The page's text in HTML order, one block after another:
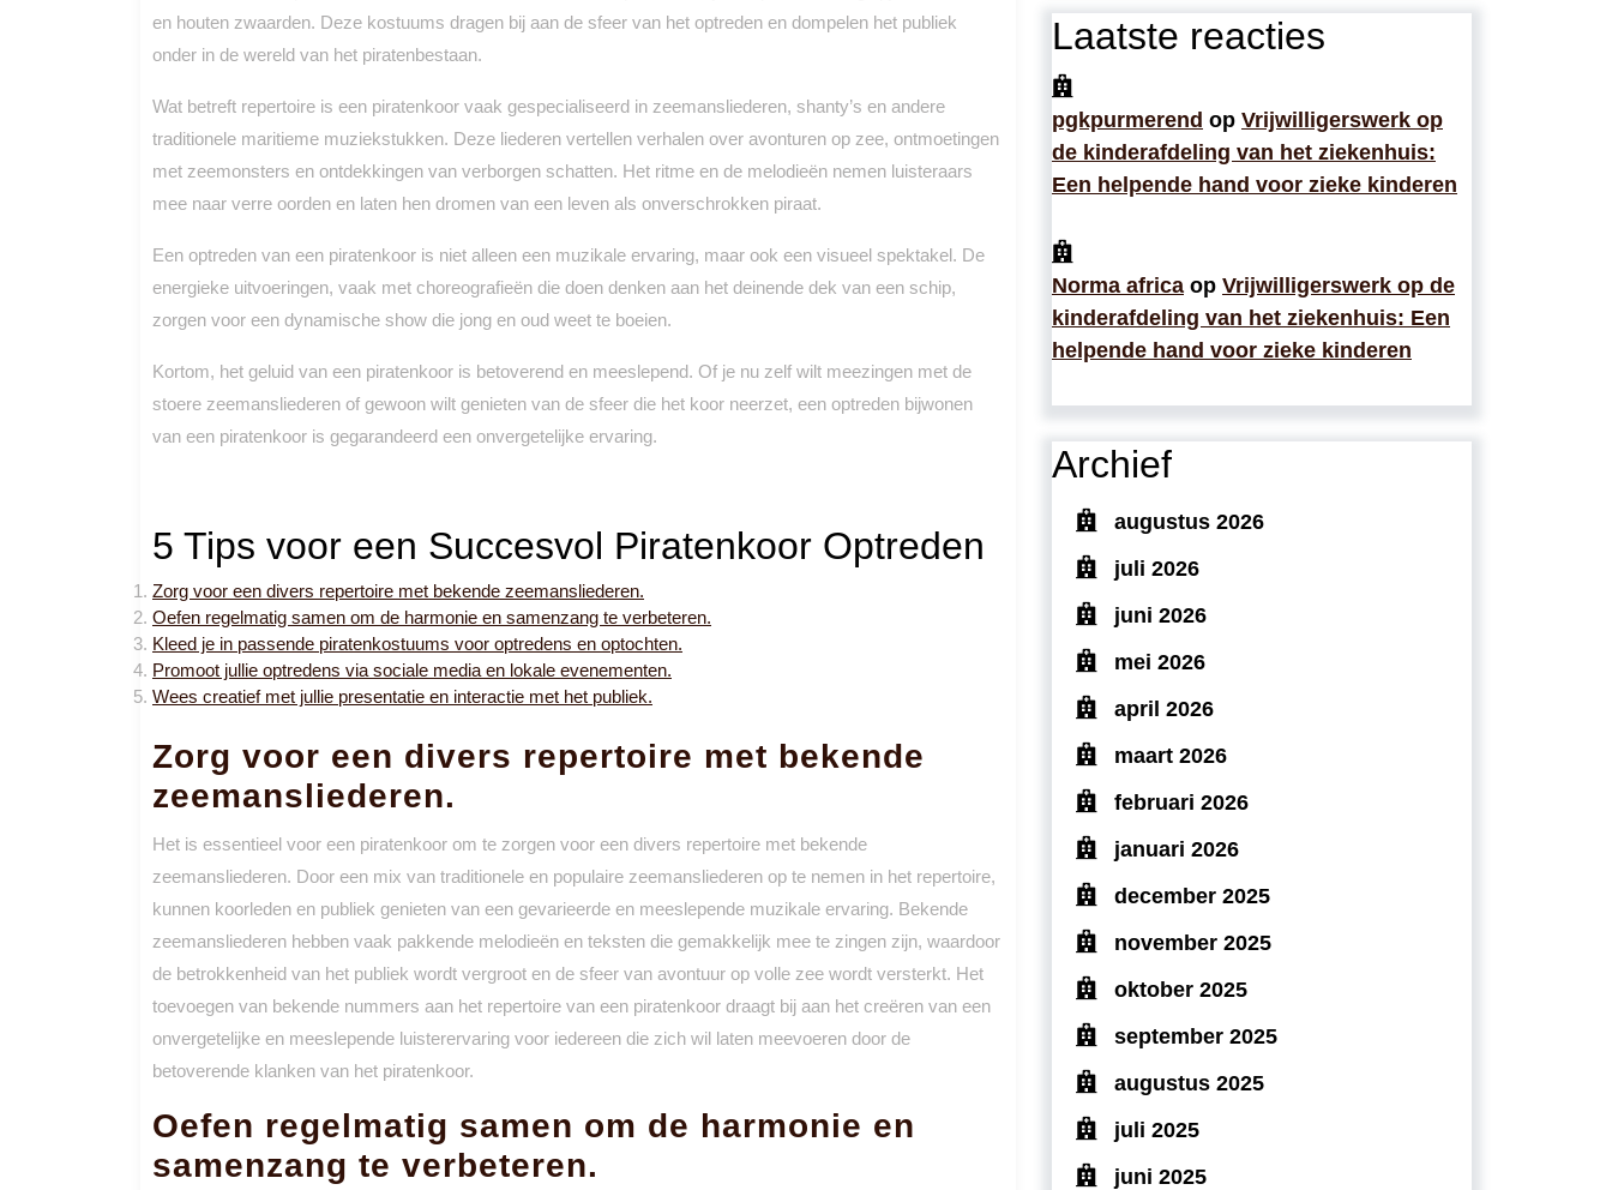
en houten zwaarden. Deze kostuums dragen bij aan de sfeer van het optreden en dompelen het publiek
onder in de wereld van het piratenbestaan.
Wat betreft repertoire is een piratenkoor vaak gespecialiseerd in zeemansliederen, shanty’s en andere
traditionele maritieme muziekstukken. Deze liederen vertellen verhalen over avonturen op zee, ontmoetingen
met zeemonsters en ontdekkingen van verborgen schatten. Het ritme en de melodieën nemen luisteraars
mee naar verre oorden en laten hen dromen van een leven als onverschrokken piraat.
Een optreden van een piratenkoor is niet alleen een muzikale ervaring, maar ook een visueel spektakel. De
energieke uitvoeringen, vaak met choreografieën die doen denken aan het deinende dek van een schip,
zorgen voor een dynamische show die jong en oud weet te boeien.
Kortom, het geluid van een piratenkoor is betoverend en meeslepend. Of je nu zelf wilt meezingen met de
stoere zeemansliederen of gewoon wilt genieten van de sfeer die het koor neerzet, een optreden bijwonen
van een piratenkoor is gegarandeerd een onvergetelijke ervaring.
5 Tips voor een Succesvol Piratenkoor Optreden
Zorg voor een divers repertoire met bekende zeemansliederen.
Oefen regelmatig samen om de harmonie en samenzang te verbeteren.
Kleed je in passende piratenkostuums voor optredens en optochten.
Promoot jullie optredens via sociale media en lokale evenementen.
Wees creatief met jullie presentatie en interactie met het publiek.
Zorg voor een divers repertoire met bekende
zeemansliederen.
Het is essentieel voor een piratenkoor om te zorgen voor een divers repertoire met bekende
zeemansliederen. Door een mix van traditionele en populaire zeemansliederen op te nemen in het repertoire,
kunnen koorleden en publiek genieten van een gevarieerde en meeslepende muzikale ervaring. Bekende
zeemansliederen hebben vaak pakkende melodieën en teksten die gemakkelijk mee te zingen zijn, waardoor
de betrokkenheid van het publiek wordt vergroot en de sfeer van avontuur op volle zee wordt versterkt. Het
toevoegen van bekende nummers aan het repertoire van een piratenkoor draagt bij aan het creëren van een
onvergetelijke en meeslepende luisterervaring voor iedereen die zich wil laten meevoeren door de
betoverende klanken van het piratenkoor.
Oefen regelmatig samen om de harmonie en
samenzang te verbeteren.
Laatste reacties
pgkpurmerend op Vrijwilligerswerk op
de kinderafdeling van het ziekenhuis:
Een helpende hand voor zieke kinderen
Norma africa op Vrijwilligerswerk op de
kinderafdeling van het ziekenhuis: Een
helpende hand voor zieke kinderen
Archief
augustus 2026
juli 2026
juni 2026
mei 2026
april 2026
maart 2026
februari 2026
januari 2026
december 2025
november 2025
oktober 2025
september 2025
augustus 2025
juli 2025
juni 2025